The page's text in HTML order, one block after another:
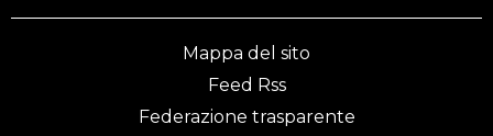
Mappa del sito
Feed Rss
Federazione trasparente